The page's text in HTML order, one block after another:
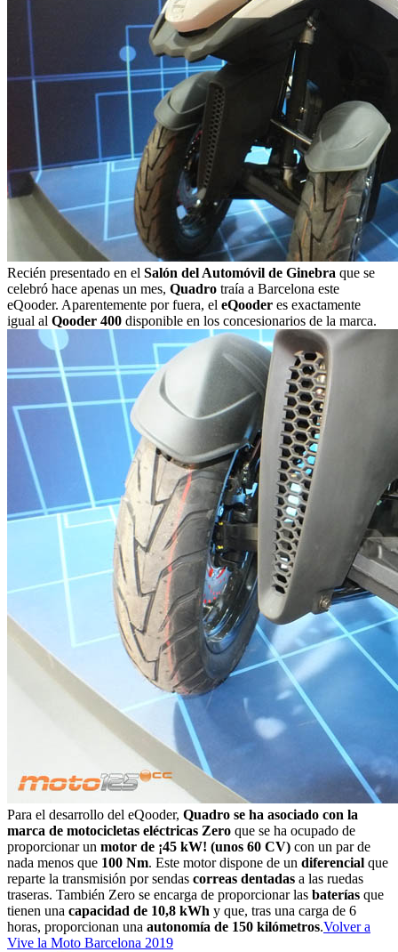
Recién presentado en el Salón del Automóvil de Ginebra que se
celebró hace apenas un mes, Quadro traía a Barcelona este
eQooder. Aparentemente por fuera, el eQooder es exactamente
igual al Qooder 400 disponible en los concesionarios de la marca.
Para el desarrollo del eQooder, Quadro se ha asociado con la
marca de motocicletas eléctricas Zero que se ha ocupado de
proporcionar un motor de ¡45 kW! (unos 60 CV) con un par de
nada menos que 100 Nm. Este motor dispone de un diferencial que
reparte la transmisión por sendas correas dentadas a las ruedas
traseras. También Zero se encarga de proporcionar las baterías que
tienen una capacidad de 10,8 kWh y que, tras una carga de 6
horas, proporcionan una autonomía de 150 kilómetros.Volver a
Vive la Moto Barcelona 2019